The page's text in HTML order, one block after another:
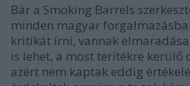
Bár a Smoking Barrels
minden magyar
kritikát írni, vannak
is lehet, a most terítékre kerülő
azért nem kaptak eddig